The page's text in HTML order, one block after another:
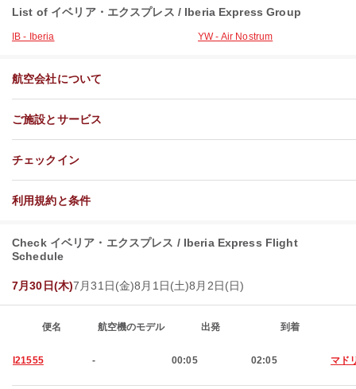
List of イベリア・エクスプレス / Iberia Express Group
IB - Iberia YW - Air Nostrum
航空会社について
ご施設とサービス
チェックイン
利用規約と条件
Check イベリア・エクスプレス / Iberia Express Flight
Schedule
7月30日(木)7月31日(金)8月1日(土)8月2日(日)
便名 航空機のモデル 出発 到着
I21555 - 00:05 02:05 マド